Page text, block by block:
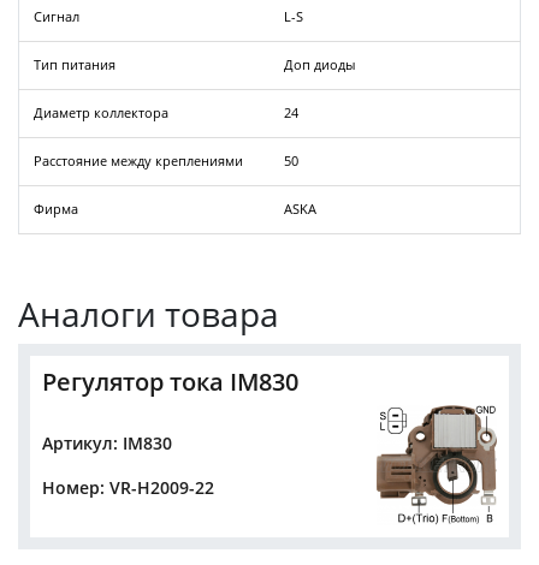
Сигнал L-S
Тип питания Доп диоды
Диаметр коллектора 24
Расстояние между креплениями 50
Фирма ASKA
Аналоги товара
Регулятор тока IM830
Артикул: IM830
Номер: VR-H2009-22